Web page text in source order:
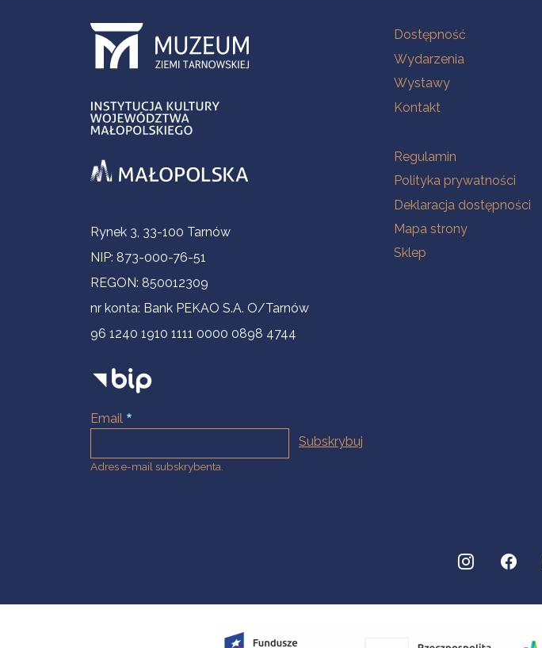
Informacje kontaktowe
Rynek 3, 33-100 Tarnów
NIP: 873-000-76-51
REGON: 850012309
nr konta: Bank PEKAO S.A. O/Tarnów
96 1240 1910 1111 0000 0898 4744
Email
Adres e-mail subskrybenta.
Na skróty
Dostępność
Wydarzenia
Wystawy
Kontakt
Na skróty
Regulamin
Polityka prywatności
Deklaracja dostępności
Mapa strony
Sklep